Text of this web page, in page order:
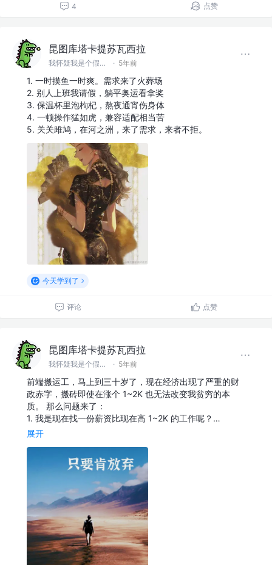
4 点赞
昆图库塔卡提苏瓦西拉
我怀疑我是个假前端 @滚蛋吧工具人 · 5年前
1. 一时摸鱼一时爽。需求来了火葬场
2. 别人上班我请假，躺平奥运看拿奖
3. 保温杯里泡枸杞，熬夜通宵伤身体
4. 一顿操作猛如虎，兼容适配相当苦
5. 关关雎鸠，在河之洲，来了需求，来者不拒。
今天学到了
评论 点赞
昆图库塔卡提苏瓦西拉
我怀疑我是个假前端 @滚蛋吧工具人 · 5年前
前端搬运工，马上到三十岁了，现在经济出现了严重的财
政赤字，搬砖即使在涨个 1~2K 也无法改变我贫穷的本
质。 那么问题来了：
1. 我是现在找一份薪资比现在高 1~2K 的工作呢？…
展开